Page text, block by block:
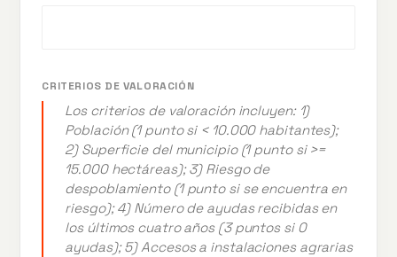
CRITERIOS DE VALORACIÓN
Los criterios de valoración incluyen: 1)
Población (1 punto si < 10.000 habitantes);
2) Superficie del municipio (1 punto si >=
15.000 hectáreas); 3) Riesgo de
despoblamiento (1 punto si se encuentra en
riesgo); 4) Número de ayudas recibidas en
los últimos cuatro años (3 puntos si 0
ayudas); 5) Accesos a instalaciones agrarias